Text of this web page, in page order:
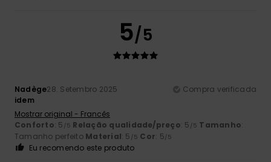
5/5
Nadège28. Setembro 2025
Compra verificada
idem
Mostrar original - Francês
Conforto: 5 /5 Relação qualidade/preço: 5 /5 Tamanho:
Tamanho perfeito Material: 5 /5 Cor: 5/5
Eu recomendo este produto